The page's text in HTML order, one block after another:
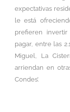
expectativas
le está
prefieren
pagar, entre las
Miguel, La
arriendan en
Condes’.